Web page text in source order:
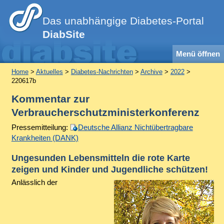
Das unabhängige Diabetes-Portal
DiabSite
Menü öffnen
Home> Aktuelles > Diabetes-Nachrichten> Archive> 2022>
220617b
Kommentar zur
Verbraucherschutzministerkonferenz
Pressemitteilung:
Deutsche Allianz Nichtübertragbare
Krankheiten (DANK)
Ungesunden Lebensmitteln die rote Karte
zeigen und Kinder und Jugendliche schützen!
Anlässlich der